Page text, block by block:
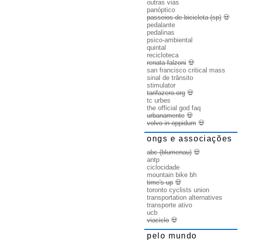
outras vias
panóptico
passeios de bicicleta (sp) 💀
pedalante
pedalinas
psico-ambiental
quintal
recicloteca
renata falzoni 💀
san francisco critical mass
sinal de trânsito
stimulator
tarifazero.org 💀
tc urbes
the official god faq
urbanamente 💀
volvo in oppidum 💀
ongs e associações
abc (blumenau) 💀
antp
ciclocidade
mountain bike bh
time's up 💀
toronto cyclists union
transportation alternatives
transporte ativo
ucb
viaciclo 💀
pelo mundo